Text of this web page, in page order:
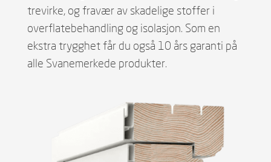
trevirke, og fravær av skadelige stoffer i
overflatebehandling og isolasjon. Som en
ekstra trygghet får du også 10 års garanti på
alle Svanemerkede produkter.